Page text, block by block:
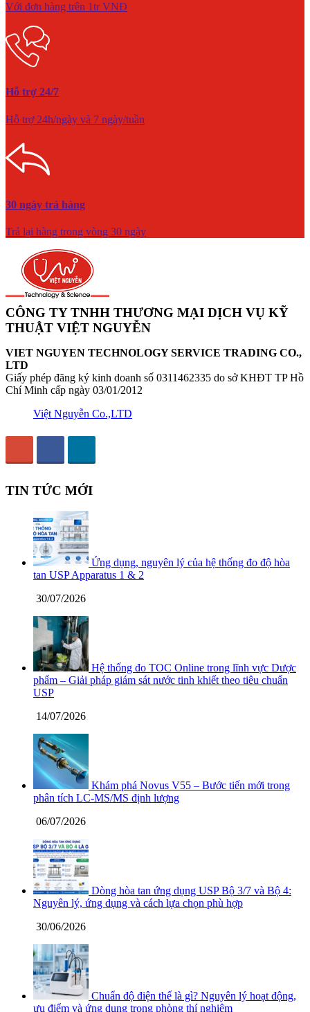
Với đơn hàng trên 1tr VNĐ
Hỗ trợ 24/7
Hỗ trợ 24h/ngày và 7 ngày/tuần
30 ngày trả hàng
Trả lại hàng trong vòng 30 ngày
CÔNG TY TNHH THƯƠNG MẠI DỊCH VỤ KỸ
THUẬT VIỆT NGUYỄN
VIET NGUYEN TECHNOLOGY SERVICE TRADING CO.,
LTD
Giấy phép đăng ký kinh doanh số 0311462335 do sở KHĐT TP Hồ
Chí Minh cấp ngày 03/01/2012
Việt Nguyễn Co.,LTD
TIN TỨC MỚI
Ứng dụng, nguyên lý của hệ thống đo độ hòa
tan USP Apparatus 1 & 2
30/07/2026
Hệ thống đo TOC Online trong lĩnh vực Dược
phẩm – Giải pháp giám sát nước tinh khiết theo tiêu chuẩn
USP
14/07/2026
Khám phá Novus V55 – Bước tiến mới trong
phân tích LC-MS/MS định lượng
06/07/2026
Dòng hòa tan ứng dụng USP Bộ 3/7 và Bộ 4:
Nguyên lý, ứng dụng và cách lựa chọn phù hợp
30/06/2026
Chuẩn độ điện thế là gì? Nguyên lý hoạt động,
ưu điểm và ứng dụng trong phòng thí nghiệm